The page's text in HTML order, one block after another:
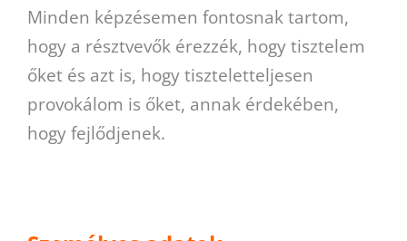
Minden képzésemen fontosnak tartom,
hogy a résztvevők érezzék, hogy tisztelem
őket és azt is, hogy tiszteletteljesen
provokálom is őket, annak érdekében,
hogy fejlődjenek.